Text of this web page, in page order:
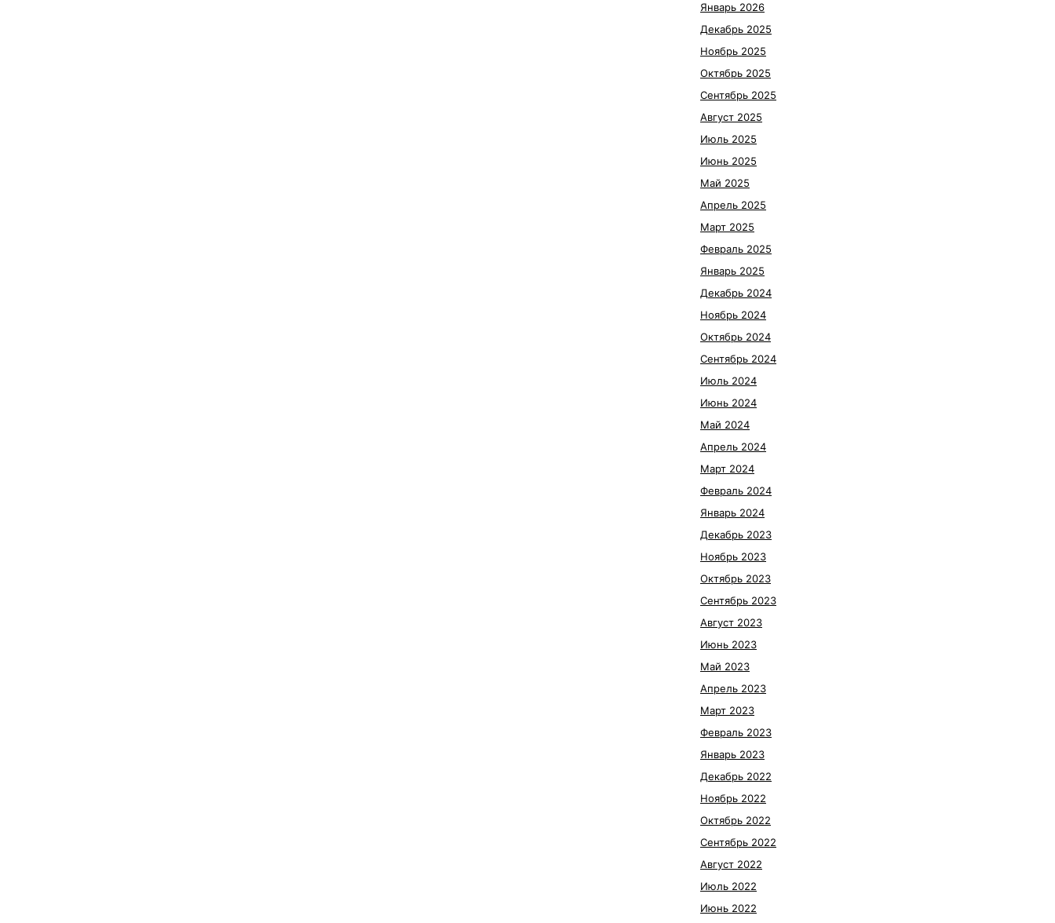
Январь 2026
Декабрь 2025
Ноябрь 2025
Октябрь 2025
Сентябрь 2025
Август 2025
Июль 2025
Июнь 2025
Май 2025
Апрель 2025
Март 2025
Февраль 2025
Январь 2025
Декабрь 2024
Ноябрь 2024
Октябрь 2024
Сентябрь 2024
Июль 2024
Июнь 2024
Май 2024
Апрель 2024
Март 2024
Февраль 2024
Январь 2024
Декабрь 2023
Ноябрь 2023
Октябрь 2023
Сентябрь 2023
Август 2023
Июнь 2023
Май 2023
Апрель 2023
Март 2023
Февраль 2023
Январь 2023
Декабрь 2022
Ноябрь 2022
Октябрь 2022
Сентябрь 2022
Август 2022
Июль 2022
Июнь 2022